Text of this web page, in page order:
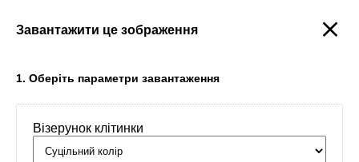
Головна / Орнаменти / Обереги
що додає нам сил боротися за волю й щастя
Завантажити це зображення
1. Оберіть параметри завантаження
Візерунок клітинки